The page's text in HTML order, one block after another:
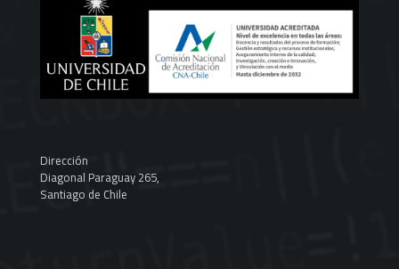
Dirección
Diagonal Paraguay 265,
Santiago de Chile